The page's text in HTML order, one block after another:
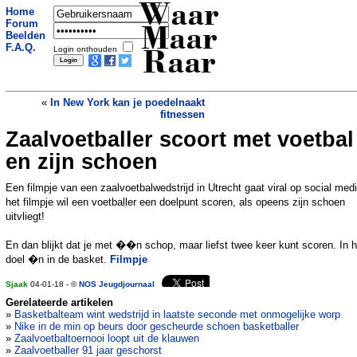
Home
Forum
Beelden
F.A.Q.
Login onthouden
Waar
Maar
Raar
« In New York kan je poedelnaakt
fitnessen
Ark van Noach losgeslagen»
Zaalvoetballer scoort met voetbal
en zijn schoen
Een filmpje van een zaalvoetbalwedstrijd in Utrecht gaat viral op social
het filmpje wil een voetballer een doelpunt scoren, als opeens zijn schoen
uitvliegt!
En dan blijkt dat je met ��n schop, maar liefst twee keer kunt scoren. In
doel �n in de basket. Filmpje
Sjaak 04-01-18 - ©NOS Jeugdjournaal
Gerelateerde artikelen
» Basketbalteam wint wedstrijd in laatste seconde met onmogelijke worp
» Nike in de min op beurs door gescheurde schoen basketballer
» Zaalvoetbaltoernooi loopt uit de klauwen
» Zaalvoetballer 91 jaar geschorst